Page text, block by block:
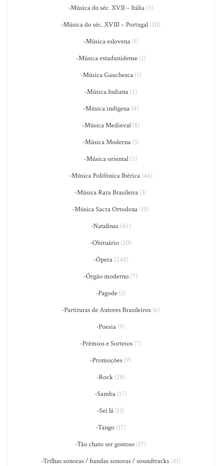
-Música do séc. XVII – Itália (3)
-Música do séc. XVIII – Portugal (20)
-Música eslovena(1)
-Música estadunidense(1)
-Música Gauchesca(1)
-Música Indiana(2)
-Música indígena(8)
-Música Medieval(8)
-Música Moderna(3)
-Música oriental (5)
-Música Polifônica Ibérica(46)
-Música Rara Brasileira (3)
-Música Sacra Ortodoxa (10)
-Natalinas(45)
-Obituário (20)
-Ópera(248)
-Órgão moderno (7)
-Pagode (1)
-Partituras de Autores Brasileiros(6)
-Poesia (9)
-Prêmios e Sorteios(7)
-Promoções (9)
-Rock(28)
-Samba(17)
-Sei lá (13)
-Tango(17)
-Tão chato ser gostoso (17)
-Trilhas sonoras / bandas sonoras / soundtracks(41)